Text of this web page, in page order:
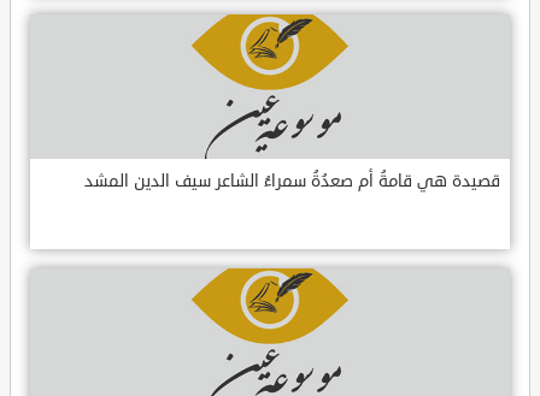
قصيدة هي قامةُ أم صعدُةُ سمراءُ الشاعر سيف الدين المشد